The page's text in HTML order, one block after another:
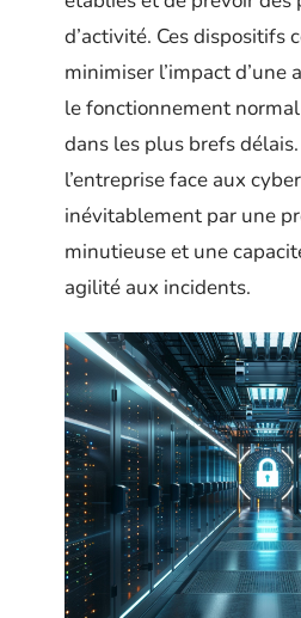
d’activité. Ces dispositifs
minimiser l’impact
le fonctionnement
dans les plus brefs
l’entreprise face aux
inévitablement par une
minutieuse et une
agilité aux incidents.